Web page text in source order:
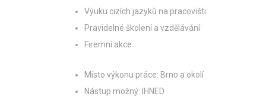
Výuku cizích jazyků na pracovišti
Pravidelné školení a vzdělávání
Firemní akce
Místo výkonu práce: Brno a okolí
Nástup možný: IHNED